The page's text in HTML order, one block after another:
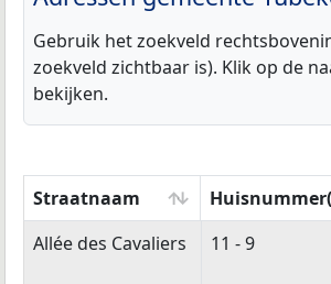
Gebruik het zoekveld
zoekveld zichtbaar is). Klik op de
bekijken.
Straatnaam
Straatnaam
Allée des Cavaliers 11 - 9